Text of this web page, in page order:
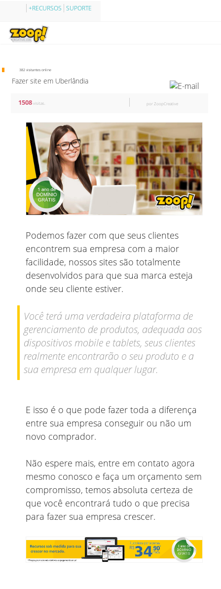
+RECURSOS SUPORTE
382 visitantes online
Fazer site em Uberlândia
por ZoopCreative
1508visitas.
Podemos fazer com que seus clientes
encontrem sua empresa com a maior
facilidade, nossos sites são totalmente
desenvolvidos para que sua marca esteja
onde seu cliente estiver.
Você terá uma verdadeira plataforma de
gerenciamento de produtos, adequada aos
dispositivos mobile e tablets, seus clientes
realmente encontrarão o seu produto e a
sua empresa em qualquer lugar.
E isso é o que pode fazer toda a diferença
entre sua empresa conseguir ou não um
novo comprador.
Não espere mais, entre em contato agora
mesmo conosco e faça um orçamento sem
compromisso, temos absoluta certeza de
que você encontrará tudo o que precisa
para fazer sua empresa crescer.